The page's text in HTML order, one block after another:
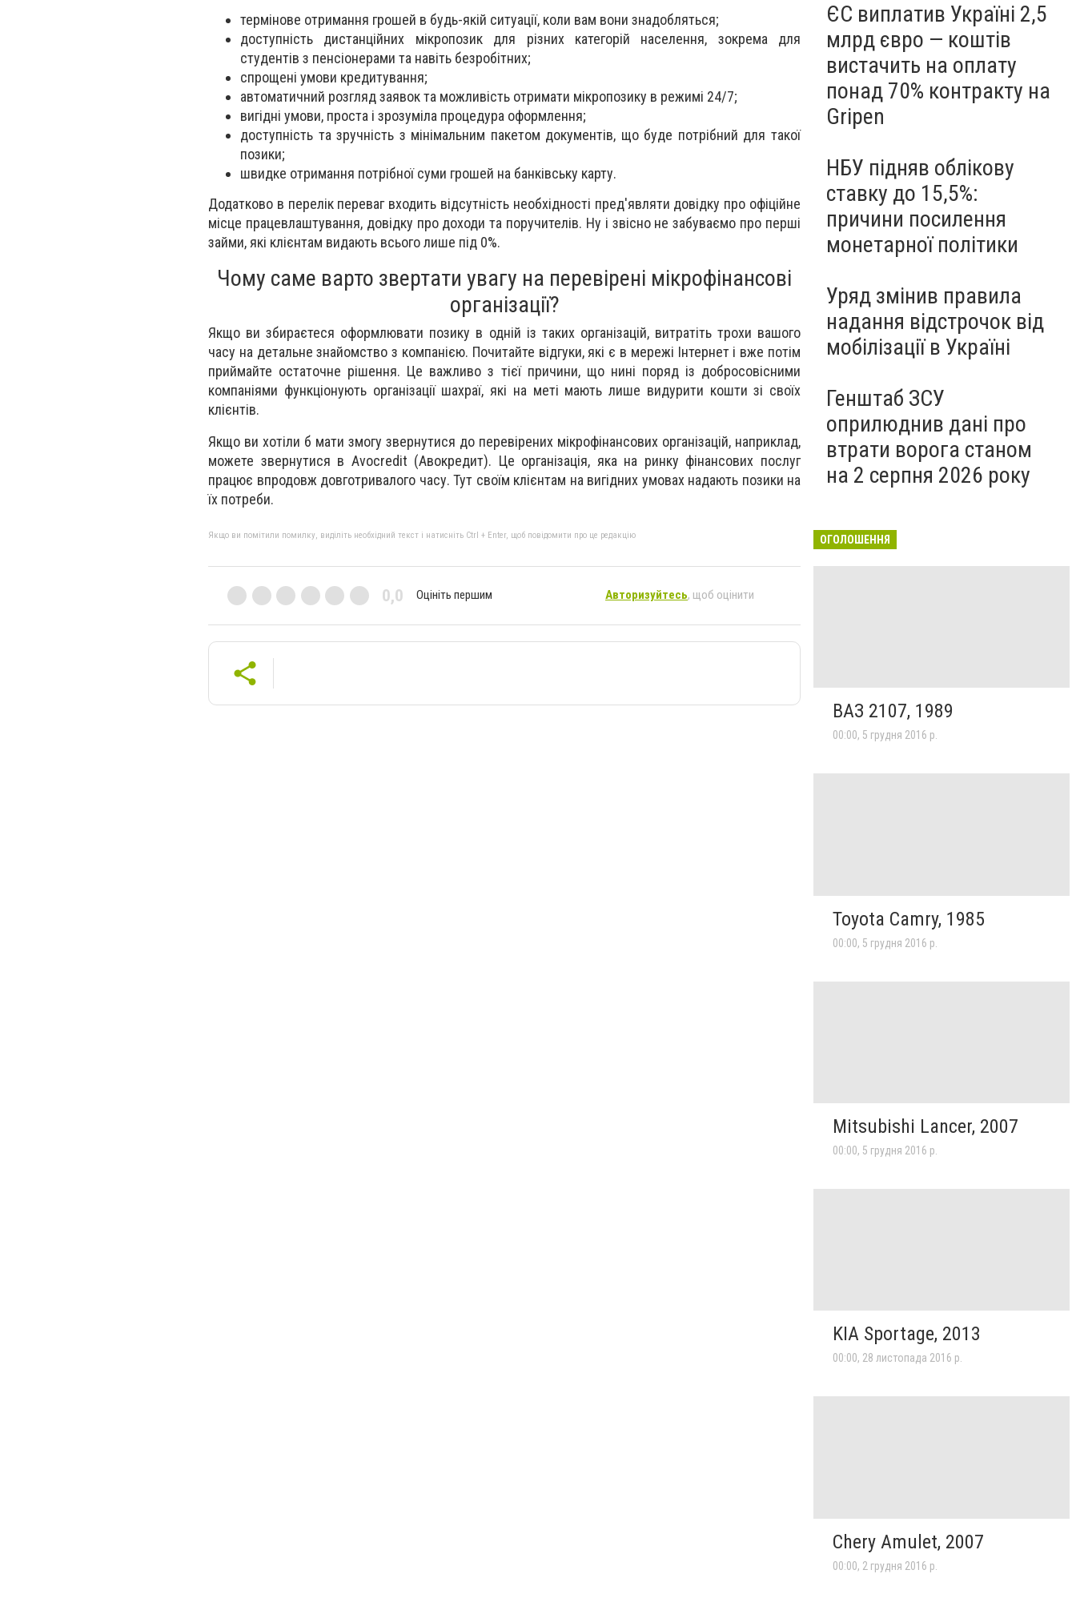
термінове отримання грошей в будь-якій ситуації, коли вам вони знадобляться;
доступність дистанційних мікропозик для різних категорій населення, зокрема для
студентів з пенсіонерами та навіть безробітних;
спрощені умови кредитування;
автоматичний розгляд заявок та можливість отримати мікропозику в режимі 24/7;
вигідні умови, проста і зрозуміла процедура оформлення;
доступність та зручність з мінімальним пакетом документів, що буде потрібний для такої
позики;
швидке отримання потрібної суми грошей на банківську карту.
Додатково в перелік переваг входить відсутність необхідності пред'являти довідку про офіційне
місце працевлаштування, довідку про доходи та поручителів. Ну і звісно не забуваємо про перші
займи, які клієнтам видають всього лише під 0%.
Чому саме варто звертати увагу на перевірені мікрофінансові
організації?
Якщо ви збираєтеся оформлювати позику в одній із таких організацій, витратіть трохи вашого
часу на детальне знайомство з компанією. Почитайте відгуки, які є в мережі Інтернет і вже потім
приймайте остаточне рішення. Це важливо з тієї причини, що нині поряд із добросовісними
компаніями функціонують організації шахраї, які на меті мають лише видурити кошти зі своїх
клієнтів.
Якщо ви хотіли б мати змогу звернутися до перевірених мікрофінансових організацій, наприклад,
можете звернутися в Avocredit (Авокредит). Це організація, яка на ринку фінансових послуг
працює впродовж довготривалого часу. Тут своїм клієнтам на вигідних умовах надають позики на
їх потреби.
Якщо ви помітили помилку, виділіть необхідний текст і натисніть Ctrl + Enter, щоб повідомити про це редакцію
0,0 Оцініть першим Авторизуйтесь, щоб оцінити
ЄС виплатив Україні 2,5
млрд євро — коштів
вистачить на оплату
понад 70% контракту на
Gripen
НБУ підняв облікову
ставку до 15,5%:
причини посилення
монетарної політики
Уряд змінив правила
надання відстрочок від
мобілізації в Україні
Генштаб ЗСУ
оприлюднив дані про
втрати ворога станом
на 2 серпня 2026 року
ОГОЛОШЕННЯ
ВАЗ 2107, 1989
00:00, 5 грудня 2016 р.
Toyota Camry, 1985
00:00, 5 грудня 2016 р.
Mitsubishi Lancer, 2007
00:00, 5 грудня 2016 р.
KIA Sportage, 2013
00:00, 28 листопада 2016 р.
Chery Amulet, 2007
00:00, 2 грудня 2016 р.